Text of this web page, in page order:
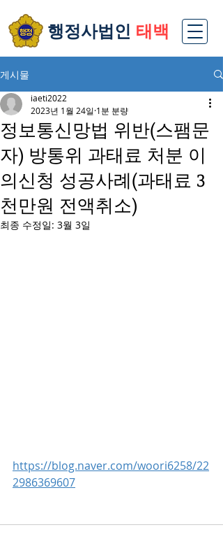
​행정사법인 태백
게시물
정보통신망법 위반(스팸문
자) 방통위 과태료 처분 이
의신청 성공사례(과태료 3
천만원 전액취소)
iaeti2022
2023년 1월 24일 1분 분량
최종 수정일: 3월 3일
https://blog.naver.com/woori6258/22
2986369607